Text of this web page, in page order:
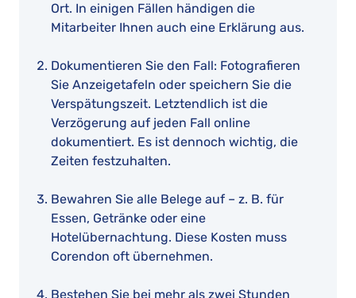
Ort. In einigen Fällen händigen die
Mitarbeiter Ihnen auch eine Erklärung aus.
Dokumentieren Sie den Fall: Fotografieren
Sie Anzeigetafeln oder speichern Sie die
Verspätungszeit. Letztendlich ist die
Verzögerung auf jeden Fall online
dokumentiert. Es ist dennoch wichtig, die
Zeiten festzuhalten.
Bewahren Sie alle Belege auf – z. B. für
Essen, Getränke oder eine
Hotelübernachtung. Diese Kosten muss
Corendon oft übernehmen.
Bestehen Sie bei mehr als zwei Stunden